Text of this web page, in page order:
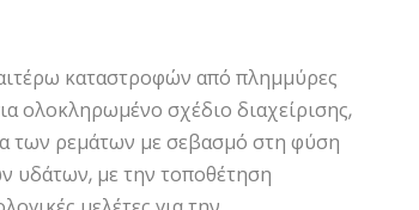
καταστροφών από πλημμύρες
ολοκληρωμένο σχέδιο διαχείρισης,
των ρεμάτων με σεβασμό στη φύση
υδάτων, με την τοποθέτηση